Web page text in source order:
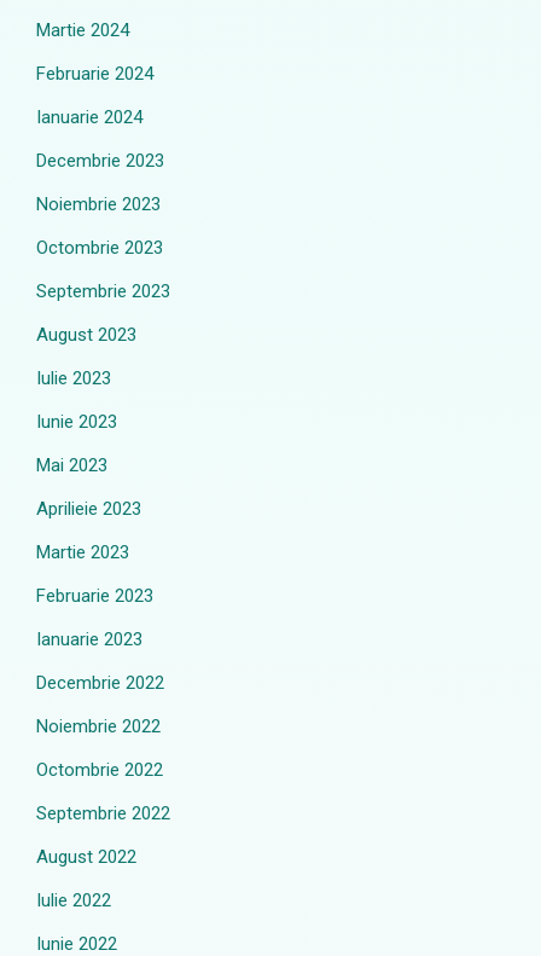
Martie 2024
Februarie 2024
Ianuarie 2024
Decembrie 2023
Noiembrie 2023
Octombrie 2023
Septembrie 2023
August 2023
Iulie 2023
Iunie 2023
Mai 2023
Aprilieie 2023
Martie 2023
Februarie 2023
Ianuarie 2023
Decembrie 2022
Noiembrie 2022
Octombrie 2022
Septembrie 2022
August 2022
Iulie 2022
Iunie 2022